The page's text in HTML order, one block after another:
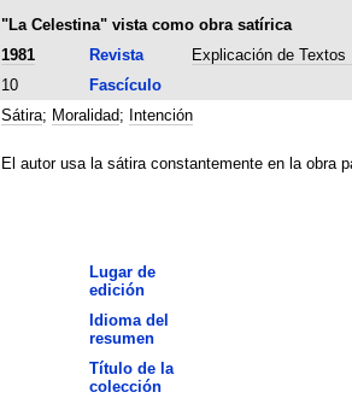
"La Celestina" vista como obra satírica
1981 Revista
Explicación de Textos
10
Fascículo
Sátira; Moralidad; Intención
El autor usa la sátira constantemente en la obra
Lugar de
edición
Idioma del
resumen
Título de la
colección